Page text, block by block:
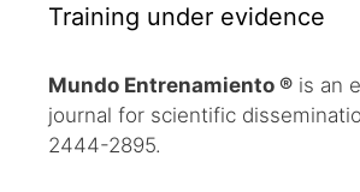
Training under evidence
Mundo Entrenamiento ® is an
journal for scientific
2444-2895.